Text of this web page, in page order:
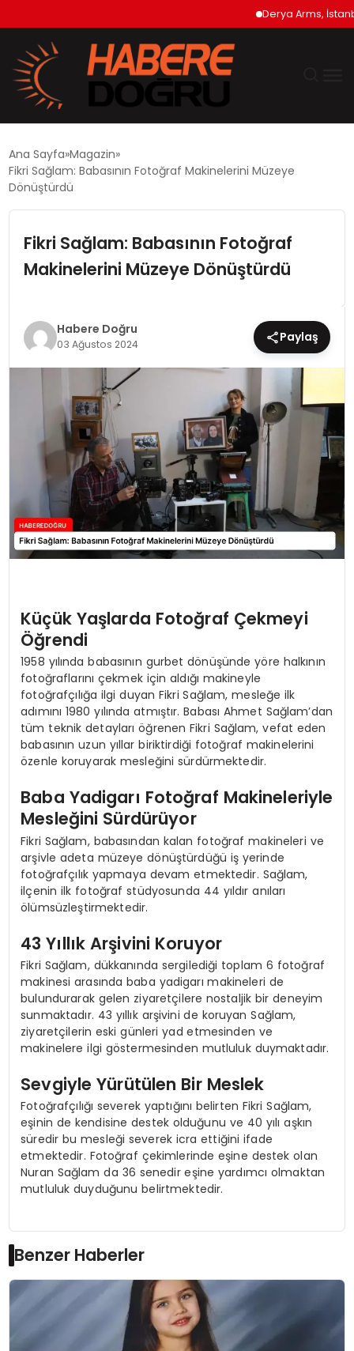
Derya Arms,
EKONOMİ
DÜNYA
SPOR
EĞİTİM
MAGAZİN
SAĞLIK
YAŞAM
Ana Sayfa Magazin
Fikri Sağlam: Babasının Fotoğraf Makinelerini Müzeye
Dönüştürdü
Fikri Sağlam: Babasının Fotoğraf
Makinelerini Müzeye Dönüştürdü
Habere Doğru
03 Ağustos 2024 Paylaş
Küçük Yaşlarda Fotoğraf Çekmeyi
Öğrendi
1958 yılında babasının gurbet dönüşünde yöre halkının
fotoğraflarını çekmek için aldığı makineyle
fotoğrafçılığa ilgi duyan Fikri Sağlam, mesleğe ilk
adımını 1980 yılında atmıştır. Babası Ahmet Sağlam’dan
tüm teknik detayları öğrenen Fikri Sağlam, vefat eden
babasının uzun yıllar biriktirdiği fotoğraf makinelerini
özenle koruyarak mesleğini sürdürmektedir.
Baba Yadigarı Fotoğraf Makineleriyle
Mesleğini Sürdürüyor
Fikri Sağlam, babasından kalan fotoğraf makineleri ve
arşivle adeta müzeye dönüştürdüğü iş yerinde
fotoğrafçılık yapmaya devam etmektedir. Sağlam,
ilçenin ilk fotoğraf stüdyosunda 44 yıldır anıları
ölümsüzleştirmektedir.
43 Yıllık Arşivini Koruyor
Fikri Sağlam, dükkanında sergilediği toplam 6 fotoğraf
makinesi arasında baba yadigarı makineleri de
bulundurarak gelen ziyaretçilere nostaljik bir deneyim
sunmaktadır. 43 yıllık arşivini de koruyan Sağlam,
ziyaretçilerin eski günleri yad etmesinden ve
makinelere ilgi göstermesinden mutluluk duymaktadır.
Sevgiyle Yürütülen Bir Meslek
Fotoğrafçılığı severek yaptığını belirten Fikri Sağlam,
eşinin de kendisine destek olduğunu ve 40 yılı aşkın
süredir bu mesleği severek icra ettiğini ifade
etmektedir. Fotoğraf çekimlerinde eşine destek olan
Nuran Sağlam da 36 senedir eşine yardımcı olmaktan
mutluluk duyduğunu belirtmektedir.
Benzer Haberler